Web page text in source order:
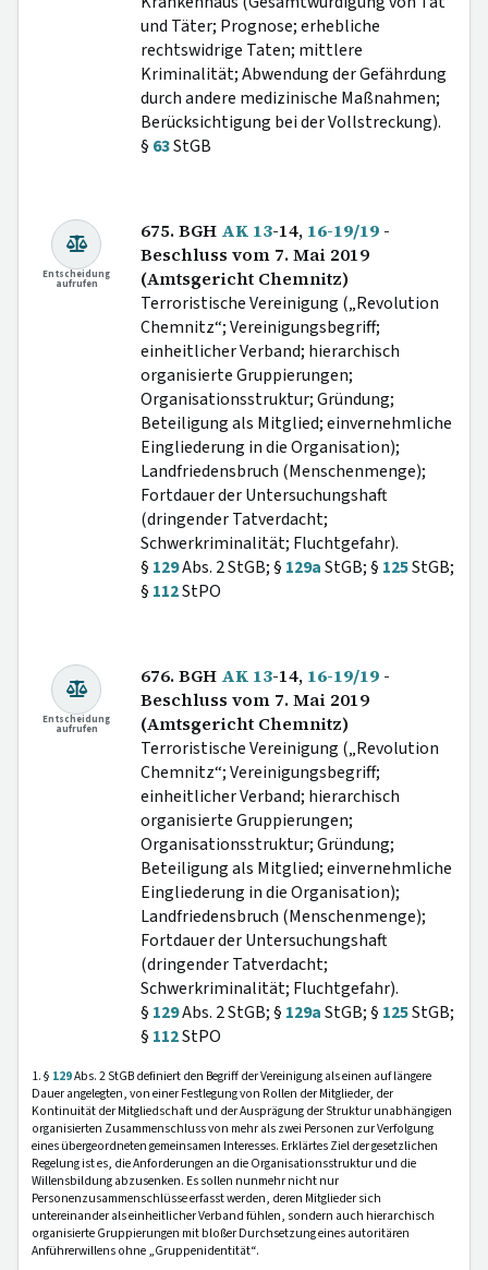
und Täter; Prognose; erhebliche
rechtswidrige Taten; mittlere
Kriminalität; Abwendung der Gefährdung
durch andere medizinische Maßnahmen;
Berücksichtigung bei der Vollstreckung).
§ 63StGB
Entscheidung
aufrufen
675. BGH AK 13-14, 16-19/19 -
Beschluss vom 7. Mai 2019
(Amtsgericht Chemnitz)
Terroristische Vereinigung („Revolution
Chemnitz“; Vereinigungsbegriff;
einheitlicher Verband; hierarchisch
organisierte Gruppierungen;
Organisationsstruktur; Gründung;
Beteiligung als Mitglied; einvernehmliche
Eingliederung in die Organisation);
Landfriedensbruch (Menschenmenge);
Fortdauer der Untersuchungshaft
(dringender Tatverdacht;
Schwerkriminalität; Fluchtgefahr).
§ 129Abs. 2 StGB; § 129aStGB; § 125StGB;
§ 112StPO
Entscheidung
aufrufen
676. BGH AK 13-14, 16-19/19 -
Beschluss vom 7. Mai 2019
(Amtsgericht Chemnitz)
Terroristische Vereinigung („Revolution
Chemnitz“; Vereinigungsbegriff;
einheitlicher Verband; hierarchisch
organisierte Gruppierungen;
Organisationsstruktur; Gründung;
Beteiligung als Mitglied; einvernehmliche
Eingliederung in die Organisation);
Landfriedensbruch (Menschenmenge);
Fortdauer der Untersuchungshaft
(dringender Tatverdacht;
Schwerkriminalität; Fluchtgefahr).
§ 129Abs. 2 StGB; § 129aStGB; § 125StGB;
§ 112StPO
1. § 129Abs. 2 StGB definiert den Begriff der Vereinigung als einen auf längere
Dauer angelegten, von einer Festlegung von Rollen der Mitglieder, der
Kontinuität der Mitgliedschaft und der Ausprägung der Struktur unabhängigen
organisierten Zusammenschluss von mehr als zwei Personen zur Verfolgung
eines übergeordneten gemeinsamen Interesses. Erklärtes Ziel der gesetzlichen
Regelung ist es, die Anforderungen an die Organisationsstruktur und die
Willensbildung abzusenken. Es sollen nunmehr nicht nur
Personenzusammenschlüsse erfasst werden, deren Mitglieder sich
untereinander als einheitlicher Verband fühlen, sondern auch hierarchisch
organisierte Gruppierungen mit bloßer Durchsetzung eines autoritären
Anführerwillens ohne „Gruppenidentität“.